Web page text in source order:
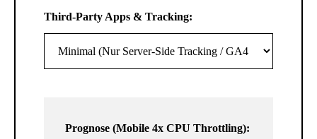
Third-Party Apps & Tracking:
Prognose (Mobile 4x CPU Throttling):